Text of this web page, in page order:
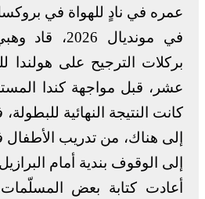
عمره في نادٍ للهواة في
في مونديال
بركلات الترجيح على هولندا
عشر، قبل مواجهة كندا
كانت النتيجة النهائية
إلى هناك، من تدريب الأطفال
إلى الوقوف بندية أمام
أعادت كتابة بعض